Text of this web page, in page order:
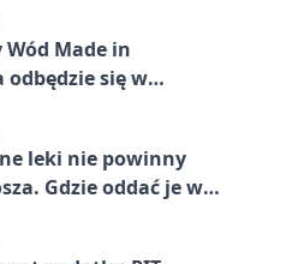
Wód Made in
odbędzie się w
leki nie powinny
Gdzie oddać je w